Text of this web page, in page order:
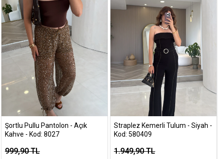
Şortlu Pullu Pantolon - Açık
Kahve - Kod: 8027
999,90 TL
Straplez Kemerli Tulum - Siyah -
Kod: 580409
1.949,90 TL